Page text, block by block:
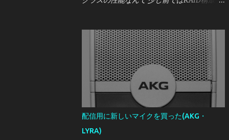
時代です。 しかし、かく言う私はこれまで
一つも買ったことがなく、時代についていけ
てません。 しかし、さすがに2021年も暮
れようとしている中で それはどうかと思い
ましたので、 せっかくなら一番？いいやつ
が欲しいということになったところ たまた
ま相場より激安で買えたSSDがあったので紹
介します。 今回買ったのは、Intel OPTANE
SSD DC P5800X の400GBモデルです。 いか
配信用に新しいマイクを買った(AKG・
LYRA)